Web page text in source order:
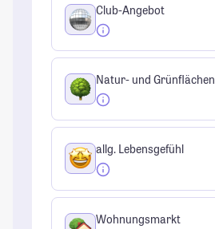
Club-Angebot
Natur- und Grünflächen
allg. Lebensgefühl
Wohnungsmarkt